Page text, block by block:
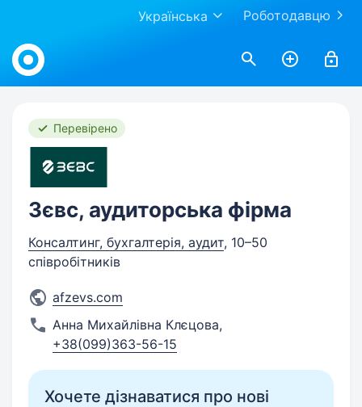
Роботодавцю
Українська
Work.ua
Перевірено
Зєвс, аудиторська фірма
Консалтинг, бухгалтерія, аудит, 10–50
співробітників
afzevs.com
Анна Михайлівна Клєцова,
+38(099)363-56-15
Хочете дізнаватися про нові